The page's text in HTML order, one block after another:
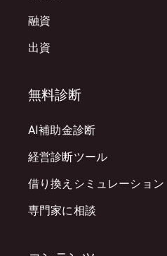
融資
出資
無料診断
AI補助金診断
経営診断ツール
借り換えシミュレーション
専門家に相談